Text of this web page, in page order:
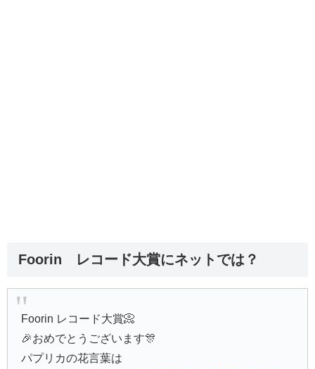
Foorin レコード大賞にネットでは？
Foorin レコード大賞📀
🎉おめでとうございます🎊
パプリカの花言葉は